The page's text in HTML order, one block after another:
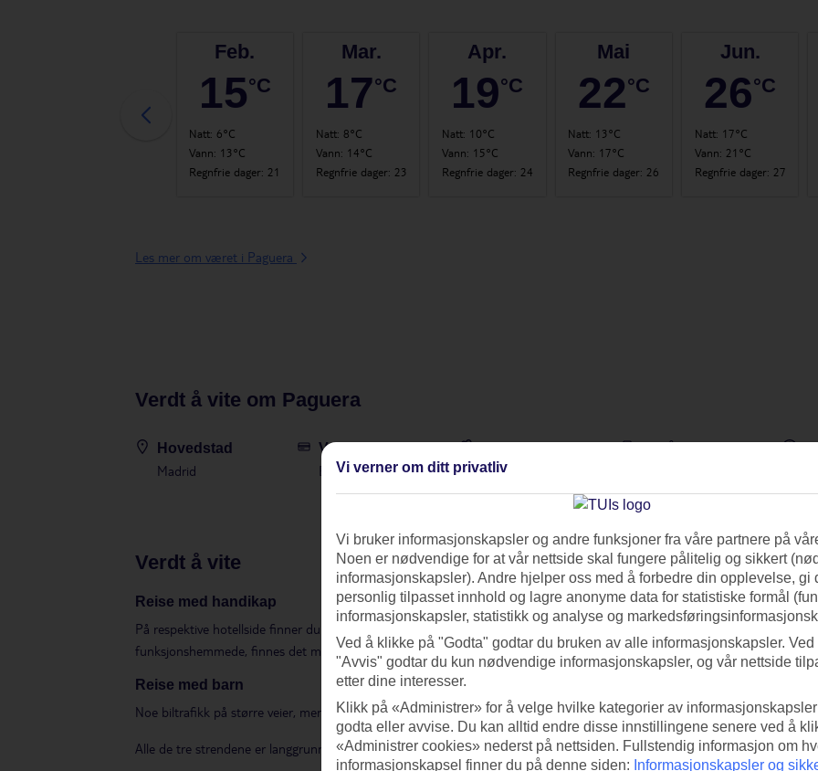
Feb.
15°C
Natt: 6°C
Vann: 13°C
Regnfrie dager: 21
Mar.
17°C
Natt: 8°C
Vann: 14°C
Regnfrie dager: 23
Apr.
19°C
Natt: 10°C
Vann: 15°C
Regnfrie dager: 24
Mai
22°C
Natt: 13°C
Vann: 17°C
Regnfrie dager: 26
Jun.
26°C
Natt: 17°C
Vann: 21°C
Regnfrie dager: 27
Les mer om været i Paguera
Verdt å vite om Paguera
Hovedstad
Madrid
Valuta
Euro (EUR) ca. 4000
verdt å vite
Reise med handikap
På respektive hotellside finner du informasjon om hotellets rom og fasiliteter under fliken 'Hotellfakta'. Hvis hotellet har
funksjonshemmede, finnes det mer informasjon om disse.
Reise med barn
Noe biltrafikk på større veier, men også mange bilfrie gater.
Alle de tre strendene er langgrunne nærmest vannkanten, men overvåking av barn anbefales naturligvis likevel.
Vi verner om ditt privatliv
Vi bruker informasjonskapsler og andre funksjoner fra våre partnere på
Noen er nødvendige for at vår nettside skal fungere pålitelig og sikkert
informasjonskapsler). Andre hjelper oss med å forbedre din opplevelse, gi
personlig tilpasset innhold og lagre anonyme data for statistiske formål
informasjonskapsler, statistikk og analyse og
Ved å klikke på "Godta" godtar du bruken av alle informasjonskapsler.
"Avvis" godtar du kun nødvendige informasjonskapsler, og vår nettside
etter dine interesser.
Klikk på «Administrer» for å velge hvilke kategorier av informasjonskapsler
godta eller avvise. Du kan alltid endre disse innstillingene senere ved å
«Administrer cookies» nederst på nettsiden. Fullstendig informasjon om
informasjonskapsel finner du på denne siden: Informasjonskapsler og